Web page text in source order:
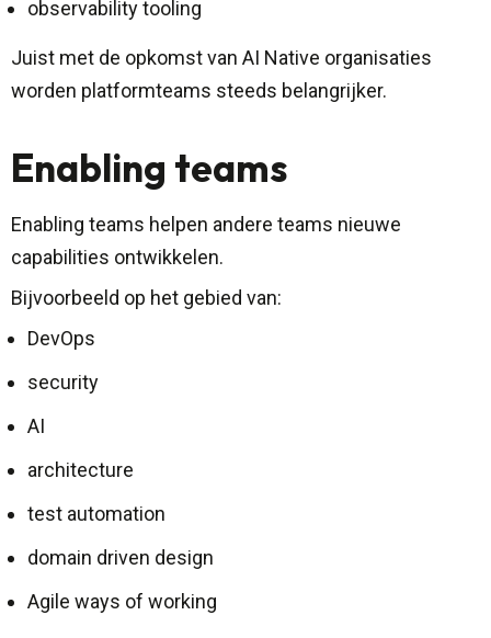
observability tooling
Juist met de opkomst van AI Native organisaties
worden platformteams steeds belangrijker.
Enabling teams
Enabling teams helpen andere teams nieuwe
capabilities ontwikkelen.
Bijvoorbeeld op het gebied van:
DevOps
security
AI
architecture
test automation
domain driven design
Agile ways of working